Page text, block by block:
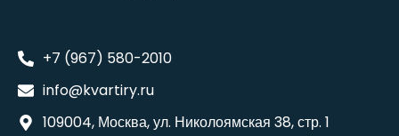
+7 (967) 580-2010
info@kvartiry.ru
109004, Москва, ул. Николоямская 38, стр. 1